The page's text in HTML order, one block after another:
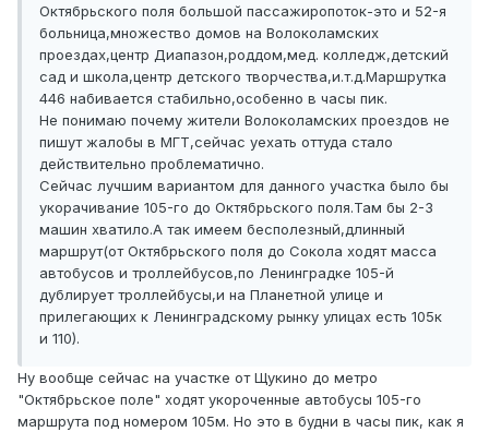
Октябрьского поля большой пассажиропоток-это и 52-я
больница,множество домов на Волоколамских
проездах,центр Диапазон,роддом,мед. колледж,детский
сад и школа,центр детского творчества,и.т.д.Маршрутка
446 набивается стабильно,особенно в часы пик.
Не понимаю почему жители Волоколамских проездов не
пишут жалобы в МГТ,сейчас уехать оттуда стало
действительно проблематично.
Сейчас лучшим вариантом для данного участка было бы
укорачивание 105-го до Октябрьского поля.Там бы 2-3
машин хватило.А так имеем бесполезный,длинный
маршрут(от Октябрьского поля до Сокола ходят масса
автобусов и троллейбусов,по Ленинградке 105-й
дублирует троллейбусы,и на Планетной улице и
прилегающих к Ленинградскому рынку улицах есть 105к
и 110).
Ну вообще сейчас на участке от Щукино до метро
"Октябрьское поле" ходят укороченные автобусы 105-го
маршрута под номером 105м. Но это в будни в часы пик, как я